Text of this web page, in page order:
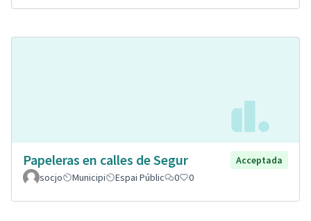
Papeleras en calles de Segur
Acceptada
socjo
Municipi Espai Públic 0 0